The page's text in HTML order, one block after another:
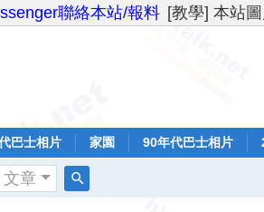
聯絡本站/報料 [教學] 本站
巴士相片 家園 90年代巴士相片
文章